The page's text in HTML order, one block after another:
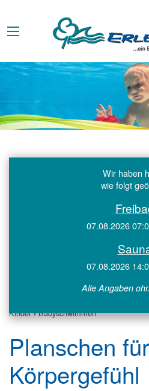
Wir haben
wie folgt
07.08.2026
07.08.2026
Alle Angaben
Kinder›Babyschwimmen
Planschen
Körpergefühl